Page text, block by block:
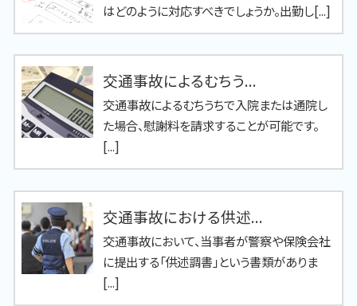
はどのように対応すべきでしょうか。出勤し[...]
交通事故によるむちう...
交通事故によるむちうちで入院または通院し
た場合、慰謝料を請求することが可能です。
[...]
交通事故における供述...
交通事故において、当事者が警察や保険会社
に提出する「供述調書」という書類がありま
[...]